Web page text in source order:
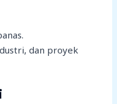
dan proyek